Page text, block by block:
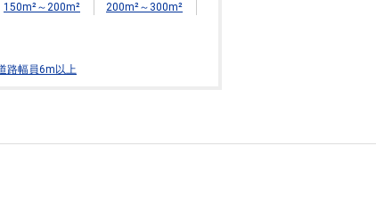
150m²～200m²
200m²～300m²
路幅員6m以上